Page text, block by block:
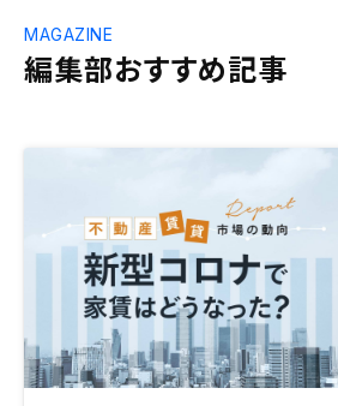
編集部おすすめ記事
MAGAZINE